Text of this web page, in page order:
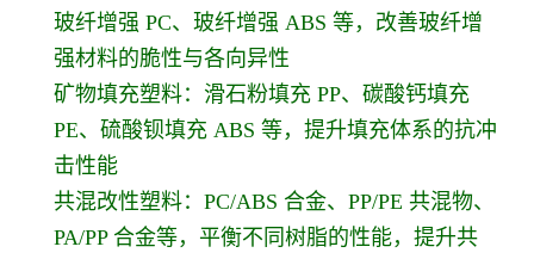
玻纤增强 PC、玻纤增强 ABS 等，改善玻纤增
强材料的脆性与各向异性
矿物填充塑料：滑石粉填充 PP、碳酸钙填充
PE、硫酸钡填充 ABS 等，提升填充体系的抗冲
击性能
共混改性塑料：PC/ABS 合金、PP/PE 共混物、
PA/PP 合金等，平衡不同树脂的性能，提升共